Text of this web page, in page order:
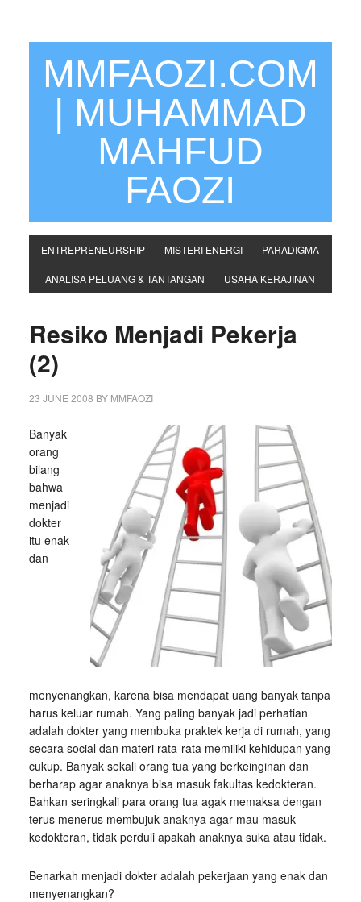
MMFAOZI.COM
| MUHAMMAD
MAHFUD
FAOZI
ENTREPRENEURSHIP MISTERI ENERGI PARADIGMA
ANALISA PELUANG & TANTANGAN USAHA KERAJINAN
Resiko Menjadi Pekerja
(2)
23 JUNE 2008 BY MMFAOZI
Banyak
orang
bilang
bahwa
menjadi
dokter
itu enak
dan
menyenangkan, karena bisa mendapat uang banyak tanpa
harus keluar rumah. Yang paling banyak jadi perhatian
adalah dokter yang membuka praktek kerja di rumah, yang
secara social dan materi rata-rata memiliki kehidupan yang
cukup. Banyak sekali orang tua yang berkeinginan dan
berharap agar anaknya bisa masuk fakultas kedokteran.
Bahkan seringkali para orang tua agak memaksa dengan
terus menerus membujuk anaknya agar mau masuk
kedokteran, tidak perduli apakah anaknya suka atau tidak.
Benarkah menjadi dokter adalah pekerjaan yang enak dan
menyenangkan?